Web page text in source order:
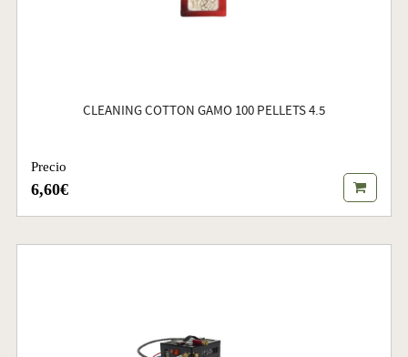
CLEANING COTTON GAMO 100 PELLETS 4.5
Precio
6,60€